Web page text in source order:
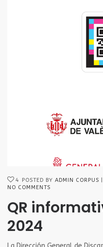
4 POSTED BY ADMIN CORPUS
NO COMMENTS
QR
2024